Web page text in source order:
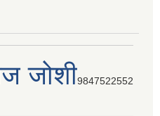
जोशी9847522552